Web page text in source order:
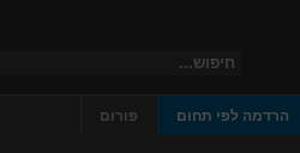
הרדמה לפי תחום
פורום